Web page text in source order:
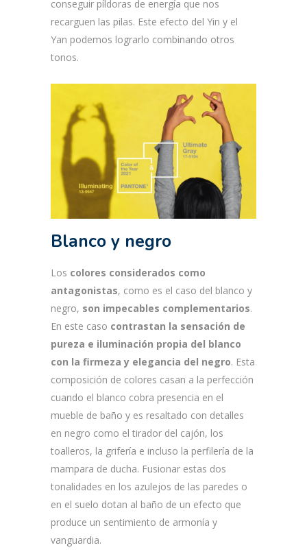
conseguir píldoras de energía que nos
recarguen las pilas. Este efecto del Yin y el
Yan podemos lograrlo combinando otros
tonos.
Blanco y negro
Los colores considerados como
antagonistas, como es el caso del blanco y
negro, son impecables complementarios.
En este caso contrastan la sensación de
pureza e iluminación propia del blanco
con la firmeza y elegancia del negro. Esta
composición de colores casan a la perfección
cuando el blanco cobra presencia en el
mueble de baño y es resaltado con detalles
en negro como el tirador del cajón, los
toalleros, la grifería e incluso la perfilería de la
mampara de ducha. Fusionar estas dos
tonalidades en los azulejos de las paredes o
en el suelo dotan al baño de un efecto que
produce un sentimiento de armonía y
vanguardia.